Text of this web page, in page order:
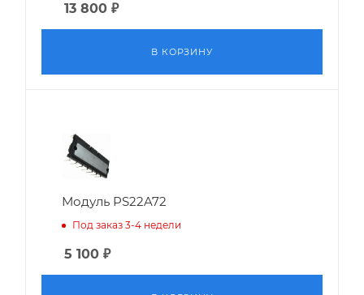
13 800 ₽
В КОРЗИНУ
Модуль PS22A72
Под заказ 3-4 недели
5 100 ₽